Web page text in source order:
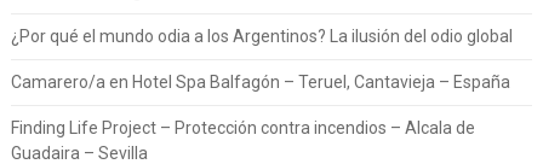
¿Por qué el mundo odia a los Argentinos? La ilusión del odio global
Camarero/a en Hotel Spa Balfagón – Teruel, Cantavieja – España
Finding Life Project – Protección contra incendios – Alcala de
Guadaira – Sevilla